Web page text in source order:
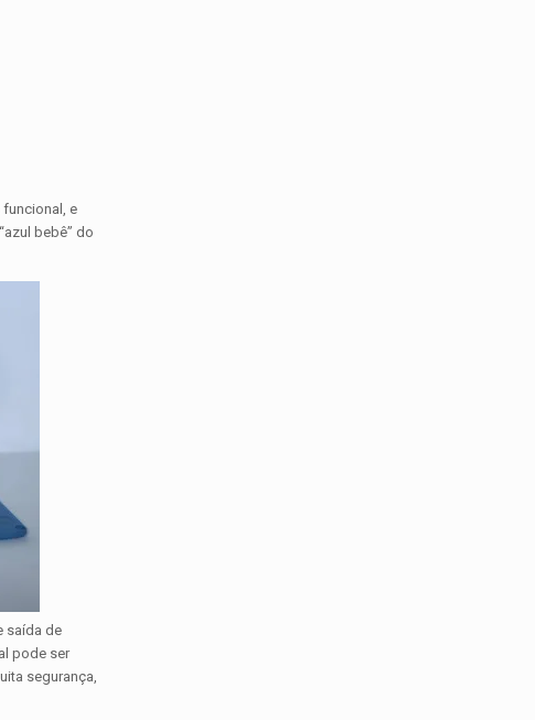
funcional, e
bebê” do
saída de
pode ser
segurança,